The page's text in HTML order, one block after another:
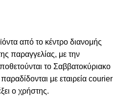
από το κέντρο διανομής
παραγγελίας, με την
το Σαββατοκύριακο
με εταιρεία courier
ο χρήστης.